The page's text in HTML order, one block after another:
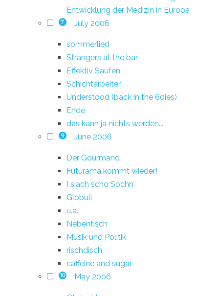
Entwicklung der Medizin in Europa
7 July 2006
sommerlied
Strangers at the bar
Effektiv Saufen
Schichtarbeiter
Understood (back in the 60ies)
Ende
das kann ja nichts werden...
9 June 2006
Der Gourmand
Futurama kommt wieder!
I siach scho Sochn
Globuli
u.a.
Nebentisch
Musik und Politik
rischdisch
caffeine and sugar
10 May 2006